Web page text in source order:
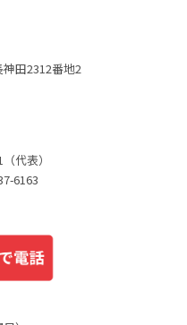
田2312番地2
代表）
6163